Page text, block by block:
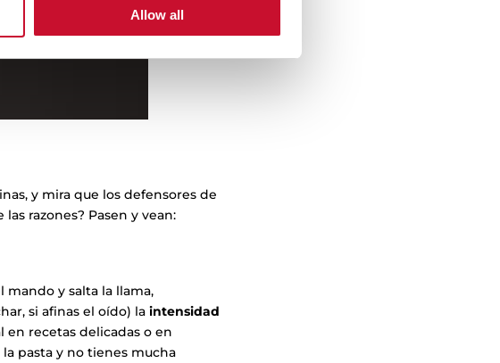
Allow all
y mira que los defensores de
razones? Pasen y vean:
mando y salta la llama,
si afinas el oído) laintensidad
en recetas delicadas o en
pasta y no tienes mucha